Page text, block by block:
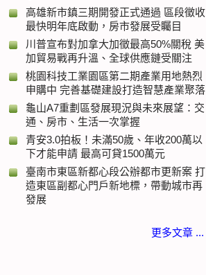
高雄新市鎮三期開發正式通過 區段徵收
最快明年底啟動，房市發展受矚目
川普宣布對加拿大加徵最高50%關稅 美
加貿易戰再升溫、全球供應鏈受關注
桃園科技工業園區第二期產業用地熱烈
申購中 完善基礎建設打造智慧產業聚落
龜山A7重劃區發展現況與未來展望：交
通、房市、生活一次掌握
青安3.0拍板！未滿50歲、年收200萬以
下才能申請 最高可貸1500萬元
臺南市東區新都心段公辦都市更新案 打
造東區副都心門戶新地標，帶動城市再
發展
更多文章 ...